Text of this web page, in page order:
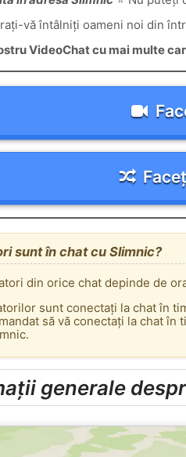
vă întâlniți oameni noi din
VideoChat cu mai multe
sunt în chat cu Slimnic?
din orice chat depinde de
sunt conectați la chat în
să vă conectați la chat
generale